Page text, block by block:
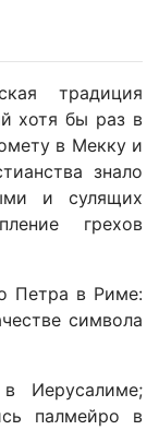
традиция
хотя бы раз в
в Мекку и
знало
и сулящих
грехов
Петра в Риме:
символа
Иерусалиме;
палмейро в